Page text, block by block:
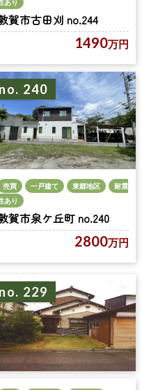
あり
賀市古田刈 no.244
1490万円
no. 240
売買 一戸建て 東郷地区
耐震
あり
賀市泉ケ丘町 no.240
2800万円
no. 229